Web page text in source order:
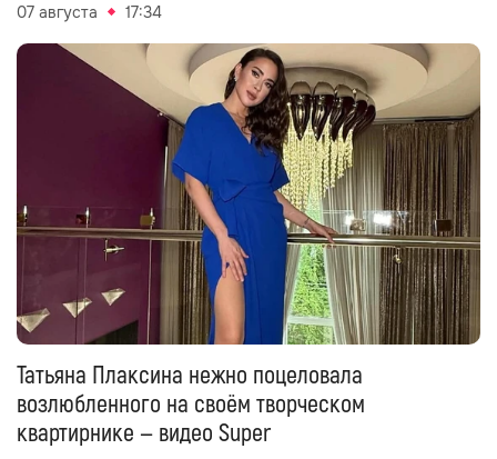
07 августа 17:34
Татьяна Плаксина нежно поцеловала
возлюбленного на своём творческом
квартирнике — видео Super